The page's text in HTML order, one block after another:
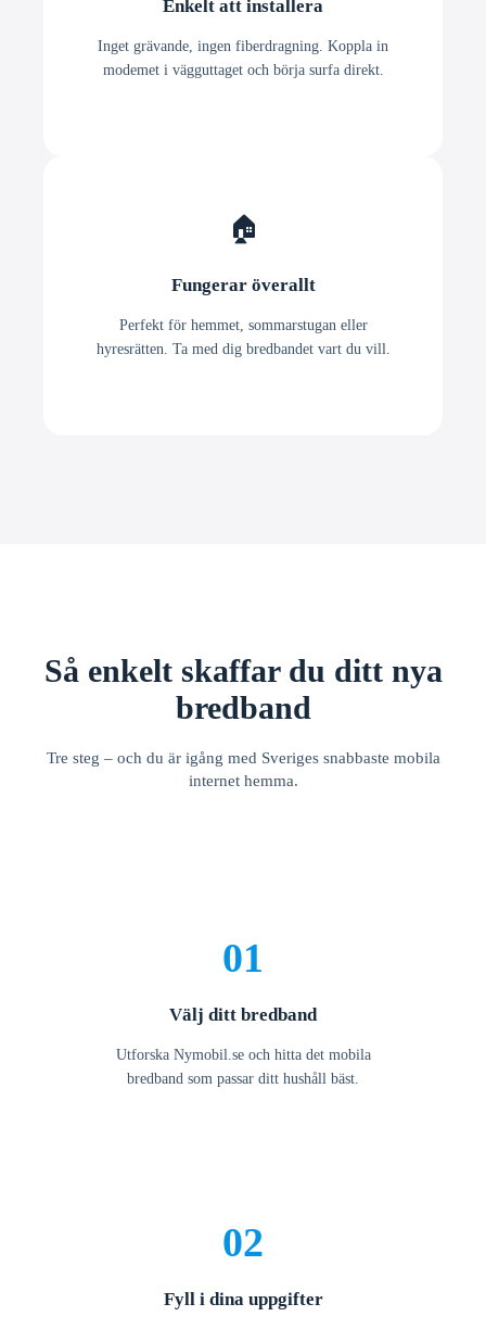
Enkelt att installera
Inget grävande, ingen fiberdragning. Koppla in
modemet i vägguttaget och börja surfa direkt.
🏠
Fungerar överallt
Perfekt för hemmet, sommarstugan eller
hyresrätten. Ta med dig bredbandet vart du vill.
Så enkelt skaffar du ditt nya
bredband
Tre steg – och du är igång med Sveriges snabbaste mobila
internet hemma.
01
Välj ditt bredband
Utforska Nymobil.se och hitta det mobila
bredband som passar ditt hushåll bäst.
02
Fyll i dina uppgifter